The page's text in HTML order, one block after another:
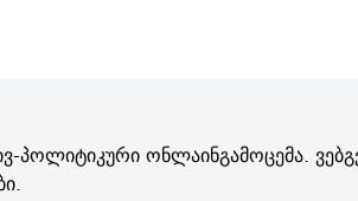
პოლიტიკური ონლაინგამოცემა.